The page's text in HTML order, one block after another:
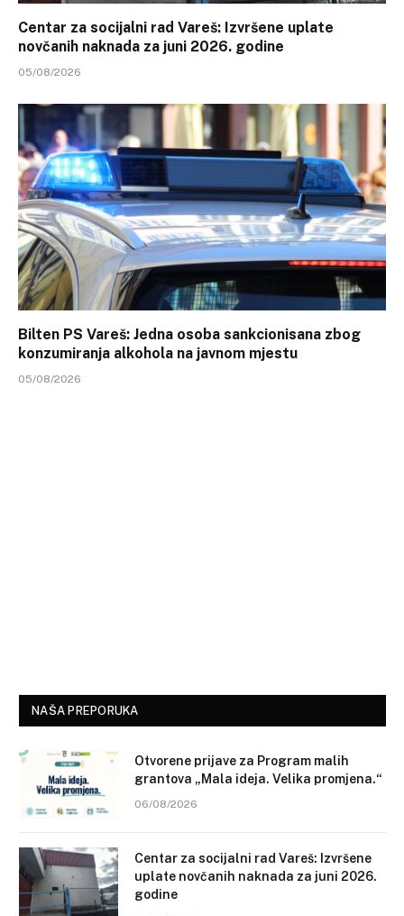
Centar za socijalni rad Vareš: Izvršene uplate
novčanih naknada za juni 2026. godine
05/08/2026
Bilten PS Vareš: Jedna osoba sankcionisana zbog
konzumiranja alkohola na javnom mjestu
05/08/2026
NAŠA PREPORUKA
Otvorene prijave za Program malih
grantova „Mala ideja. Velika promjena.“
06/08/2026
Centar za socijalni rad Vareš: Izvršene
uplate novčanih naknada za juni 2026.
godine